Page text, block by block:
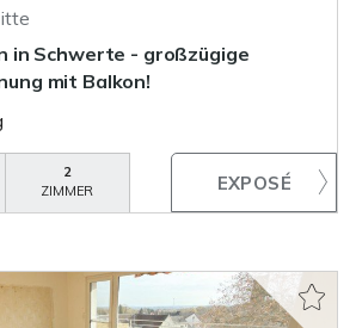
in Schwerte - großzügige
mit Balkon!
2
ZIMMER